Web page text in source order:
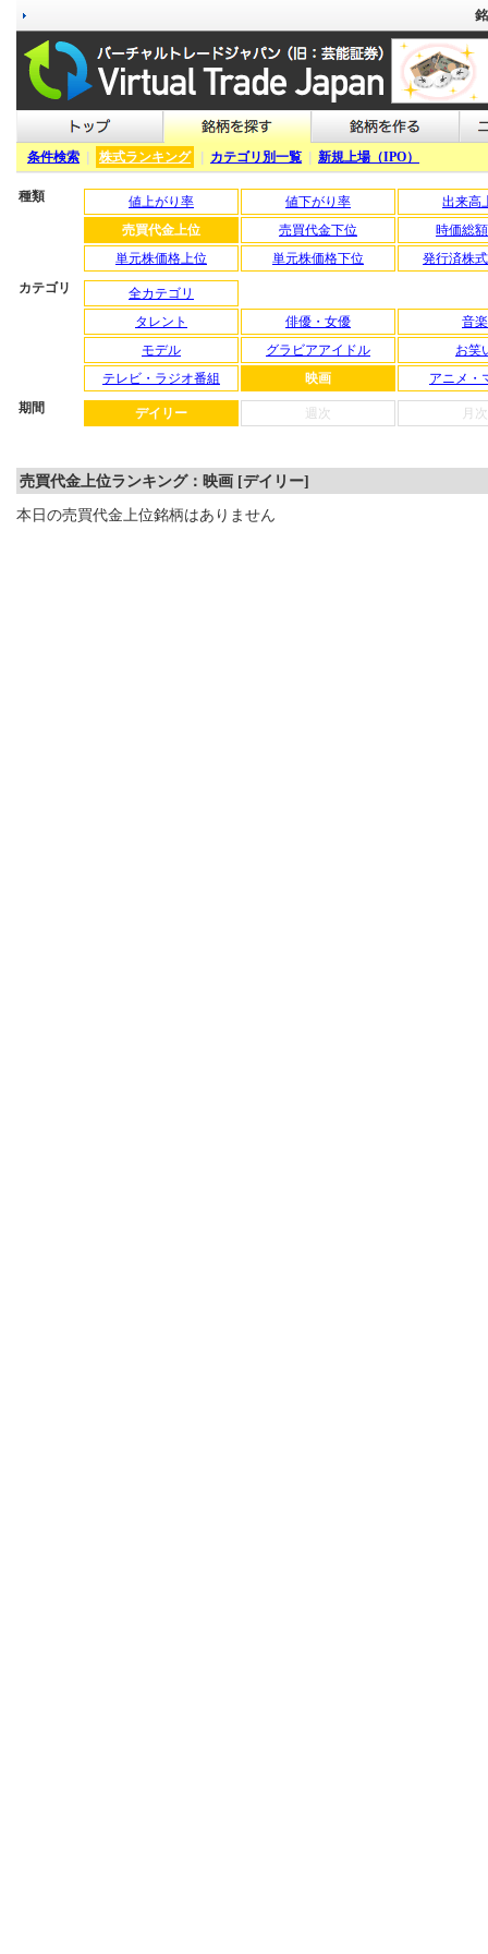
条件検索 株式ランキング カテゴリ別一覧 新規上場（IPO）
種類 値上がり率 値下がり率
出来高
売買代金上位
売買代金下位
時価総
単元株価格上位
単元株価格下位
発行済株
カテゴリ
全カテゴリ
タレント
俳優・女優
音楽
モデル
グラビアアイドル
お笑
テレビ・ラジオ番組
映画
アニメ・
期間
デイリー 週次 月次
売買代金上位ランキング：映画 [デイリー]
本日の売買代金上位銘柄はありません